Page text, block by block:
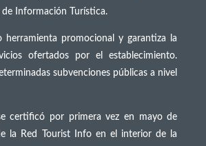
Información Turística.
promocional y garantiza la
ofertados por el establecimiento.
subvenciones públicas a nivel
certificó por primera vez en mayo de
la Red Tourist Info en el interior de la